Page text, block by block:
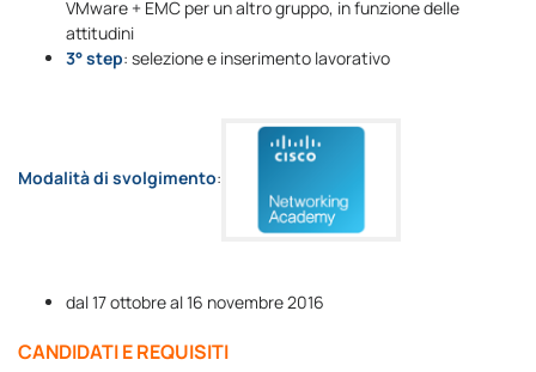
VMware + EMC per un altro gruppo, in funzione delle
attitudini
3° step: selezione e inserimento lavorativo
Modalità di svolgimento:
dal 17 ottobre al 16 novembre 2016
CANDIDATI E REQUISITI